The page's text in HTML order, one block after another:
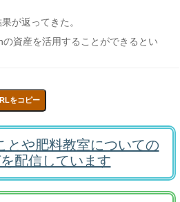
が返ってきた。
資産を活用することができるとい
をコピー
とや肥料教室についての
配信しています